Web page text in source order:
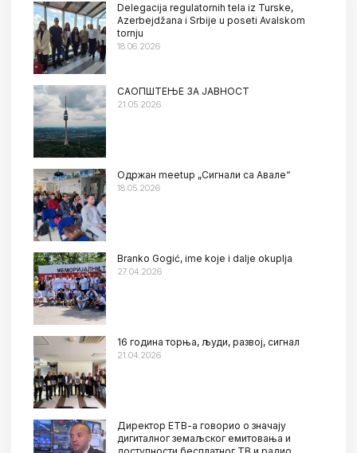
Delegacija regulatornih tela iz Turske,
Azerbejdžana i Srbije u poseti Avalskom
tornju
18.06.2026
САОПШТЕЊЕ ЗА ЈАВНОСТ
21.05.2026
Oдржан meetup „Сигнали са Авале“
18.05.2026
Branko Gogić, ime koje i dalje okuplja
27.04.2026
16 година торња, људи, развој, сигнал
21.04.2026
Директор ЕТВ-а говорио о значају
дигиталног земаљског емитовања и